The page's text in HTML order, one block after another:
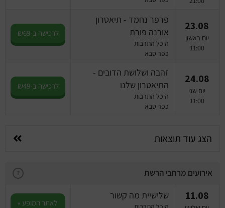
23.08
יום ראשון
11:00
פרפר נחמד - תיאטרון
אורנה פורת
היכל התרבות
כפר סבא
לרכישה ב-₪69
24.08
יום שני
11:00
זהבה ושלושת הדובים -
התיאטרון שלנו
היכל התרבות
כפר סבא
לרכישה ב-₪49
הצג עוד תוצאות
אירועים מרחבי הרשת ?
11.08 שלישיית מה קשור
לאתר המופע »